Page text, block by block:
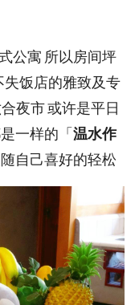
公寓 所以房间坪
失饭店的雅致及专
夜市 或许是平日
一样的「温水作
自己喜好的轻松